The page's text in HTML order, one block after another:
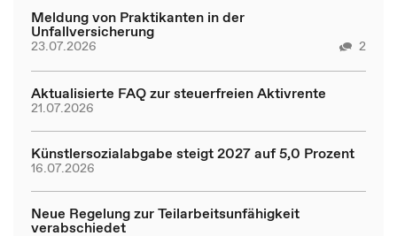
Meldung von Praktikanten in der
Unfallversicherung
23.07.2026 2
Aktualisierte FAQ zur steuerfreien Aktivrente
21.07.2026
Künstlersozialabgabe steigt 2027 auf 5,0 Prozent
16.07.2026
Neue Regelung zur Teilarbeitsunfähigkeit
verabschiedet